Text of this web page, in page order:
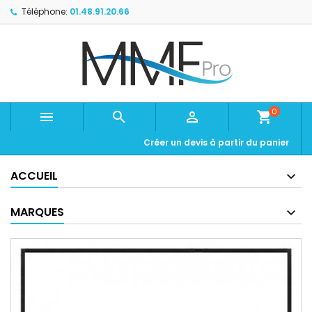
Téléphone: 01.48.91.20.66
   shopping_cart0
Créer un devis à partir du panier
ACCUEIL
MARQUES